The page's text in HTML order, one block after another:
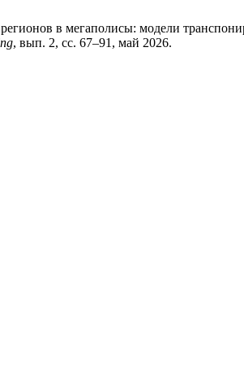
в мегаполисы: модели
, вып. 2, сс. 67–91, май 2026.